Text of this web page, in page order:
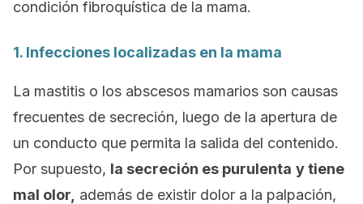
condición fibroquística de la mama.
1. Infecciones localizadas en la mama
La mastitis o los abscesos mamarios son causas
frecuentes de secreción, luego de la apertura de
un conducto que permita la salida del contenido.
Por supuesto, la secreción es purulenta y tiene
mal olor, además de existir dolor a la palpación,